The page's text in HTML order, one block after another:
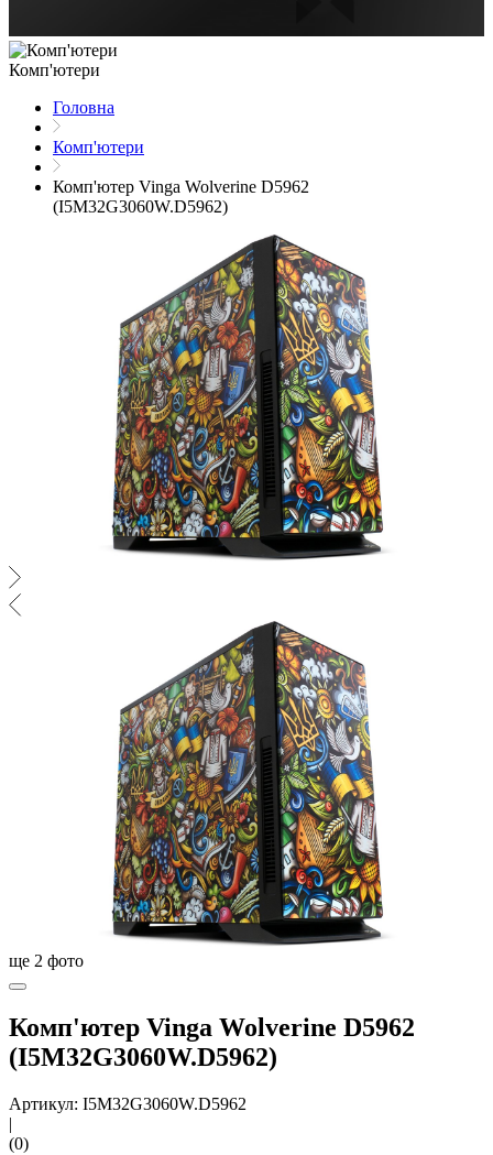
Комп'ютери
Головна
Комп'ютери
Комп'ютер Vinga Wolverine D5962
(I5M32G3060W.D5962)
ще 2 фото
Комп'ютер Vinga Wolverine D5962
(I5M32G3060W.D5962)
Артикул: I5M32G3060W.D5962
|
(0)